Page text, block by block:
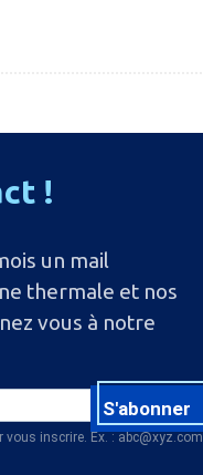
!
un mail
thermale et nos
vous à notre
S'abonner
inscrire. Ex. : abc@xyz.com